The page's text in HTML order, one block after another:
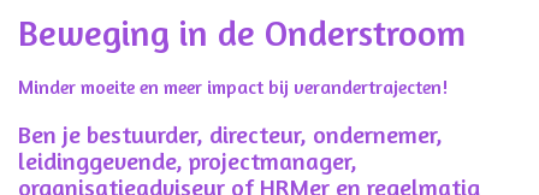
Beweging in de Onderstroom
Minder moeite en meer impact bij verandertrajecten!
Ben je bestuurder, directeur, ondernemer,
leidinggevende, projectmanager,
organisatieadviseur of HRMer en regelmatig